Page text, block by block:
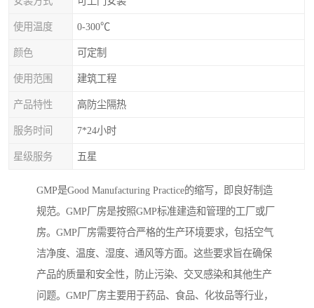
使用温度 0-300℃
颜色 可定制
使用范围 建筑工程
产品特性 高防尘隔热
服务时间 7*24小时
星级服务 五星
GMP是Good Manufacturing Practice的缩写，即良好制造
规范。GMP厂房是按照GMP标准建造和管理的工厂或厂
房。GMP厂房需要符合严格的生产环境要求，包括空气
洁净度、温度、湿度、通风等方面。这些要求旨在确保
产品的质量和安全性，防止污染、交叉感染和其他生产
问题。GMP厂房主要用于药品、食品、化妆品等行业，